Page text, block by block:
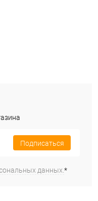
Подписаться
данных.*